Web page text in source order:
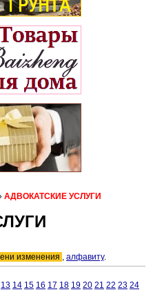
АДВОКАТСКИЕ УСЛУГИ
изменения , алфавиту.
13 14 15 16 17 18 19 20 21 22 23 24